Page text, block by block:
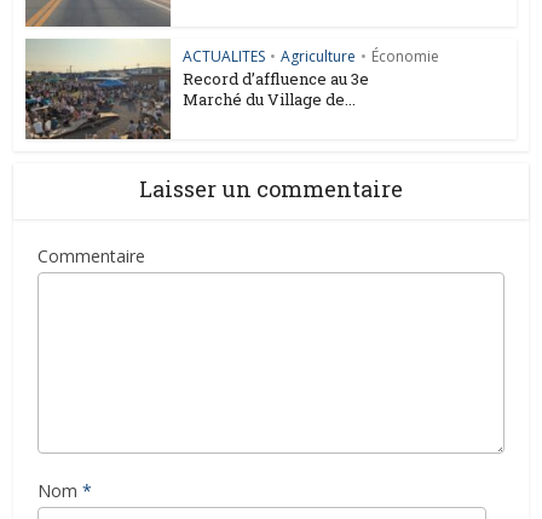
ACTUALITES • Agriculture • Économie
Record d’affluence au 3e
Marché du Village de...
Laisser un commentaire
Commentaire
Nom *